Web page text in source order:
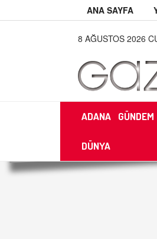
ANA SAYFA
8 AĞUSTOS 2026
ADANA GÜNDEM
DÜNYA